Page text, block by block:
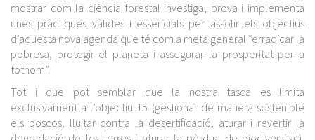
mostrar com la ciència forestal investiga, prova i implementa
unes pràctiques vàlides i essencials per assolir els objectius
d’aquesta nova agenda que té com a meta general “erradicar la
pobresa, protegir el planeta i assegurar la prosperitat per a
tothom”.
Tot i que pot semblar que la nostra tasca es limita
exclusivament a l’objectiu 15 (gestionar de manera sostenible
els boscos, lluitar contra la desertificació, aturar i revertir la